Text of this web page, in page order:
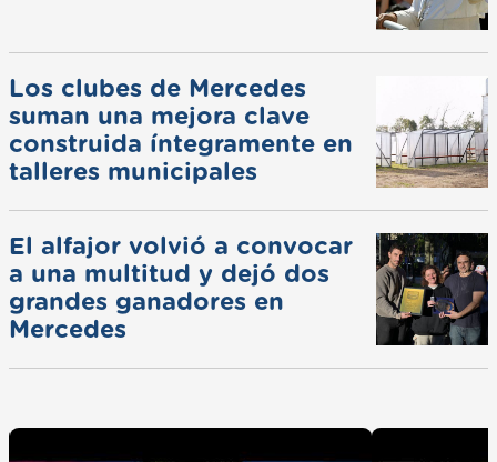
Los clubes de Mercedes
suman una mejora clave
construida íntegramente en
talleres municipales
El alfajor volvió a convocar
a una multitud y dejó dos
grandes ganadores en
Mercedes